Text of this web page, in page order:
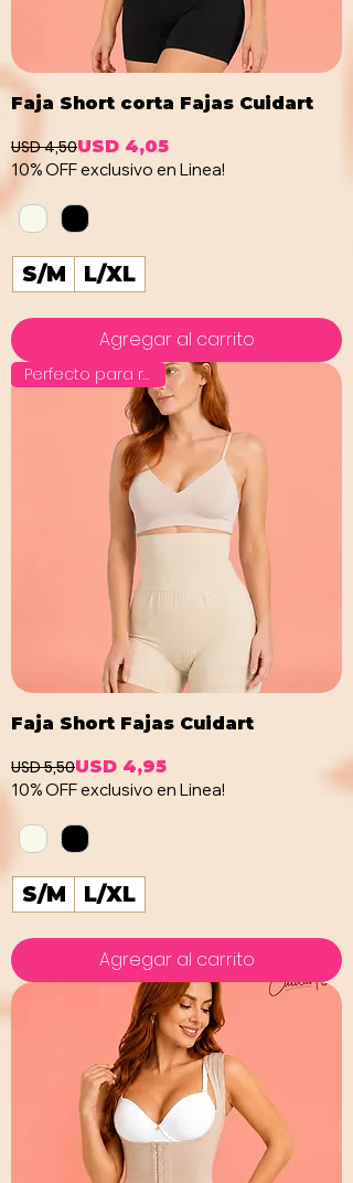
Faja Short corta Fajas Cuidart
Precio
USD 4,50
Precio de oferta
USD 4,05
10% OFF exclusivo en Linea!
S/M L/XL
Agregar al carrito
Perfecto para regalo
Faja Short Fajas Cuidart
Precio
USD 5,50
Precio de oferta
USD 4,95
10% OFF exclusivo en Linea!
S/M L/XL
Agregar al carrito